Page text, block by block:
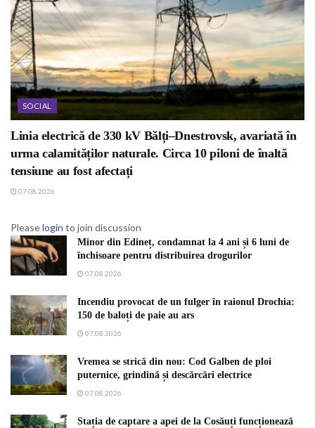
SOCIAL
Linia electrică de 330 kV Bălți–Dnestrovsk, avariată în
urma calamităților naturale. Circa 10 piloni de înaltă
tensiune au fost afectați
07.08.2026
Pleaselogin to join discussion
Minor din Edineț, condamnat la 4 ani și 6 luni de
închisoare pentru distribuirea drogurilor
07.08.2026
Incendiu provocat de un fulger în raionul Drochia:
150 de baloți de paie au ars
07.08.2026
Vremea se strică din nou: Cod Galben de ploi
puternice, grindină și descărcări electrice
07.08.2026
Stația de captare a apei de la Cosăuți funcționează